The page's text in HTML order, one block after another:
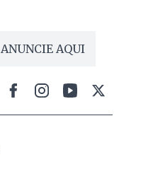
ANUNCIE AQUI